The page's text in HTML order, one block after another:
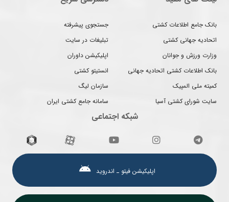
بانک جامع اطلاعات کشتی
اتحادیه جهانی کشتی
وزارت ورزش و جوانان
بانک اطلاعات کشتی اتحادیه جهانی
کمیته ملی المپیک
سایت شورای کشتی آسیا
جستجوی پیشرفته
تبلیغات در سایت
اپلیکیشن داوران
انستیتو کشتی
سازمان لیگ
سامانه جامع کشتی ایران
شبکه اجتماعی
اپلیکیشن فیتو ـ اندروید